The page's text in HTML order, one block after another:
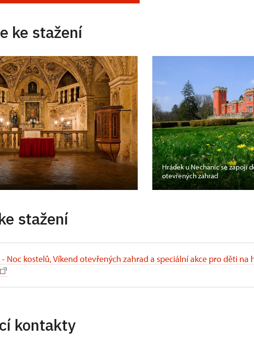
ke stažení
Hrádek u Nechanic se zapojí
otevřených zahrad
stažení
Noc kostelů, Víkend otevřených zahrad a speciální akce pro děti na
kontakty